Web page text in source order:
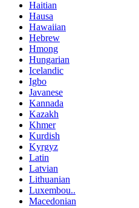
Haitian
Hausa
Hawaiian
Hebrew
Hmong
Hungarian
Icelandic
Igbo
Javanese
Kannada
Kazakh
Khmer
Kurdish
Kyrgyz
Latin
Latvian
Lithuanian
Luxembou..
Macedonian